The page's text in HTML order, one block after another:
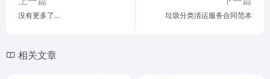
没有更多了... 垃圾分类清运服务合同范本
相关文章